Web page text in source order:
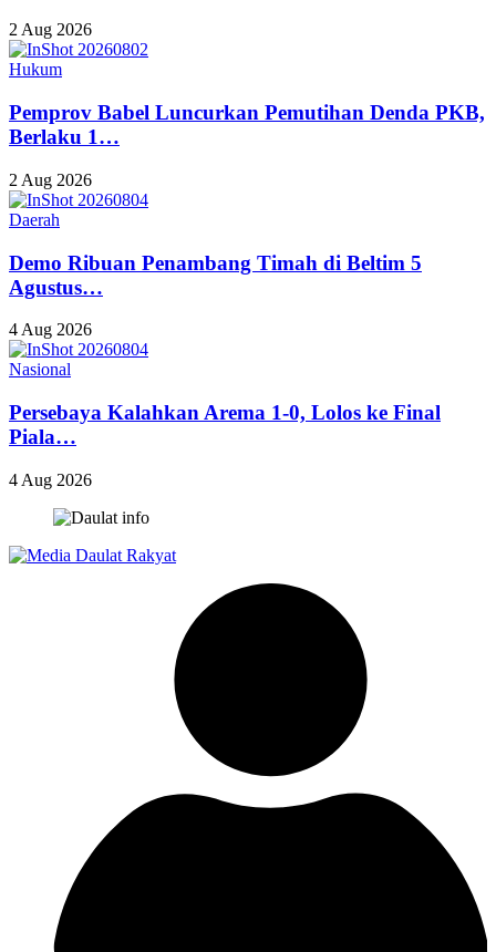
2 Aug 2026
Hukum
Pemprov Babel Luncurkan Pemutihan Denda PKB,
Berlaku 1…
2 Aug 2026
Daerah
Demo Ribuan Penambang Timah di Beltim 5
Agustus…
4 Aug 2026
Nasional
Persebaya Kalahkan Arema 1-0, Lolos ke Final
Piala…
4 Aug 2026